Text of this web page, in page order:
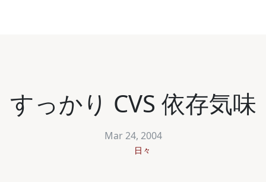
すっかり CVS 依存気味
Mar 24, 2004
日々